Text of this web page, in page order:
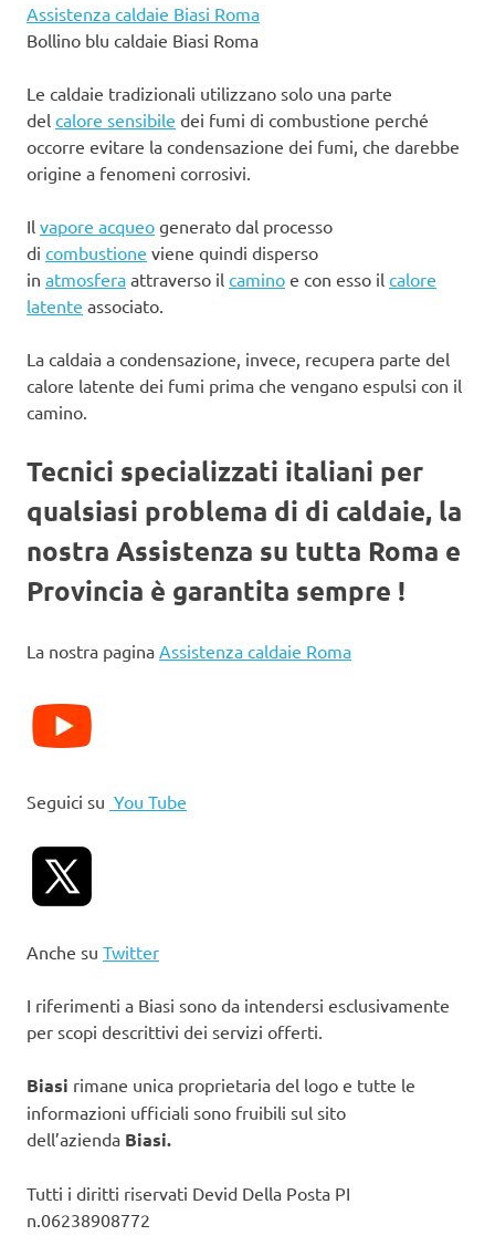
Assistenza caldaie Biasi Roma
Bollino blu caldaie Biasi Roma
Le caldaie tradizionali utilizzano solo una parte
del calore sensibile dei fumi di combustione perché
occorre evitare la condensazione dei fumi, che darebbe
origine a fenomeni corrosivi.
Il vapore acqueo generato dal processo
di combustione viene quindi disperso
in atmosfera attraverso il camino e con esso il calore
latente associato.
La caldaia a condensazione, invece, recupera parte del
calore latente dei fumi prima che vengano espulsi con il
camino.
Tecnici specializzati italiani per
qualsiasi problema di di caldaie, la
nostra Assistenza su tutta Roma e
Provincia è garantita sempre !
La nostra pagina Assistenza caldaie Roma
Seguici su You Tube
Anche su Twitter
I riferimenti a Biasi sono da intendersi esclusivamente
per scopi descrittivi dei servizi offerti.
Biasi rimane unica proprietaria del logo e tutte le
informazioni ufficiali sono fruibili sul sito
dell’azienda Biasi.
Tutti i diritti riservati Devid Della Posta PI
n.06238908772